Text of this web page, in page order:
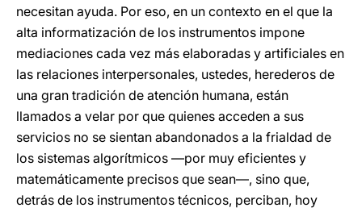
necesitan ayuda. Por eso, en un contexto en el que la
alta informatización de los instrumentos impone
mediaciones cada vez más elaboradas y artificiales en
las relaciones interpersonales, ustedes, herederos de
una gran tradición de atención humana, están
llamados a velar por que quienes acceden a sus
servicios no se sientan abandonados a la frialdad de
los sistemas algorítmicos —por muy eficientes y
matemáticamente precisos que sean—, sino que,
detrás de los instrumentos técnicos, perciban, hoy